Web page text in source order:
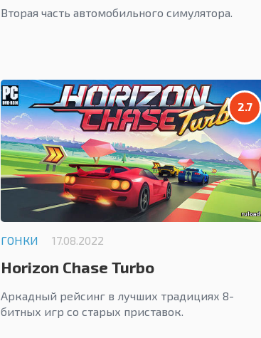
Вторая часть автомобильного симулятора.
2.7
ГОНКИ 17.08.2022
Horizon Chase Turbo
Аркадный рейсинг в лучших традициях 8-
битных игр со старых приставок.